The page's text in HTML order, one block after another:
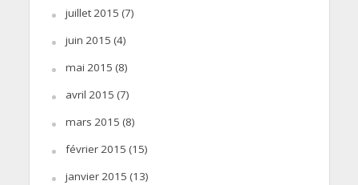
juillet 2015 (7)
juin 2015 (4)
mai 2015 (8)
avril 2015 (7)
mars 2015 (8)
février 2015 (15)
janvier 2015 (13)